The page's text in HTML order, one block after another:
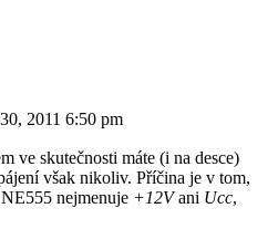
2011 6:50 pm
ve skutečnosti máte (i na desce)
však nikoliv. Příčina je v tom,
nejmenuje +12Vani Ucc,